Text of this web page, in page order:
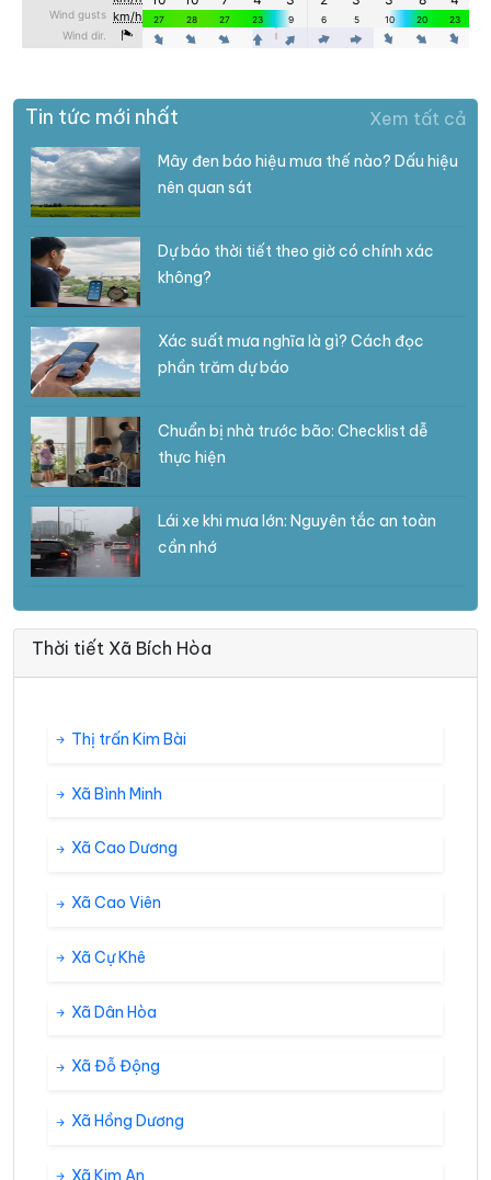
Tin tức mới nhất Xem tất cả
Mây đen báo hiệu mưa thế nào? Dấu hiệu
nên quan sát
Dự báo thời tiết theo giờ có chính xác
không?
Xác suất mưa nghĩa là gì? Cách đọc
phần trăm dự báo
Chuẩn bị nhà trước bão: Checklist dễ
thực hiện
Lái xe khi mưa lớn: Nguyên tắc an toàn
cần nhớ
Thời tiết Xã Bích Hòa
Thị trấn Kim Bài
Xã Bình Minh
Xã Cao Dương
Xã Cao Viên
Xã Cự Khê
Xã Dân Hòa
Xã Đỗ Động
Xã Hồng Dương
Xã Kim An